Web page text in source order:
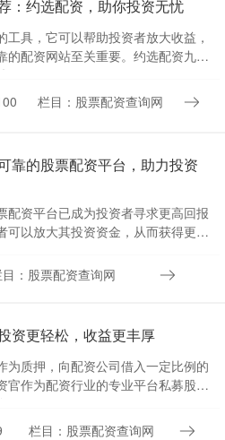
：约选配资，助你投资无忧
具，它可以帮助投资者放大收益，
配资网站至关重要。约选配资九江
栏目：股票配资查询网
靠的股票配资平台，助力投资
资平台已成为投资者寻求更高回报
可以放大其投资资金，从而获得更高
：股票配资查询网
资更轻松，收益更丰厚
为质押，向配资公司借入一定比例的
官作为配资行业的专业平台私募股票
栏目：股票配资查询网